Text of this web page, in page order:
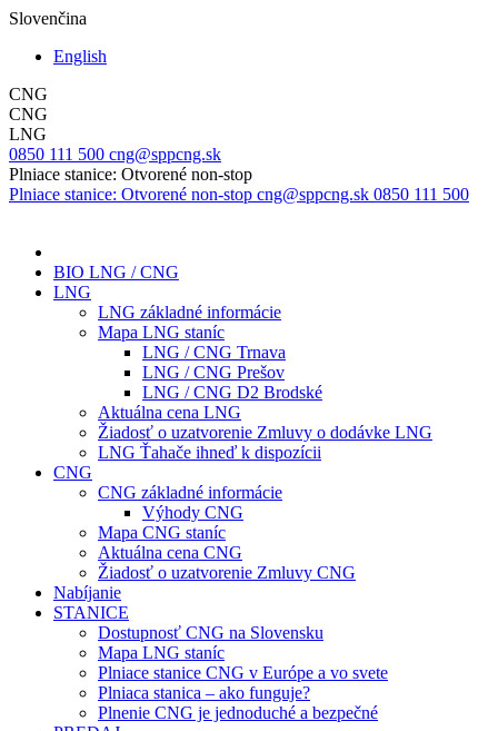
Slovenčina
English
CNG
CNG
LNG
0850 111 500 cng@sppcng.sk
Plniace stanice: Otvorené non-stop
Plniace stanice: Otvorené non-stop cng@sppcng.sk 0850 111 500
BIO LNG / CNG
LNG
LNG základné informácie
Mapa LNG staníc
LNG / CNG Trnava
LNG / CNG Prešov
LNG / CNG D2 Brodské
Aktuálna cena LNG
Žiadosť o uzatvorenie Zmluvy o dodávke LNG
LNG Ťahače ihneď k dispozícii
CNG
CNG základné informácie
Výhody CNG
Mapa CNG staníc
Aktuálna cena CNG
Žiadosť o uzatvorenie Zmluvy CNG
Nabíjanie
STANICE
Dostupnosť CNG na Slovensku
Mapa LNG staníc
Plniace stanice CNG v Európe a vo svete
Plniaca stanica – ako funguje?
Plnenie CNG je jednoduché a bezpečné